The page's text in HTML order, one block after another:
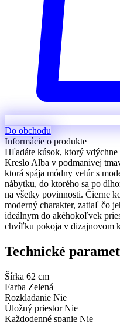
Do obchodu
Informácie o produkte
Hľadáte kúsok, ktorý
Kreslo Alba v podmanivej
ktorá spája módny velúr s
nábytku, do ktorého sa po
na všetky povinnosti. Čierne
moderný charakter, zatiaľ čo
ideálnym do akéhokoľvek
chvíľku pokoja v dizajnovom
Technické
Šírka 62 cm
Farba Zelená
Rozkladanie Nie
Úložný priestor Nie
Každodenné spanie Nie